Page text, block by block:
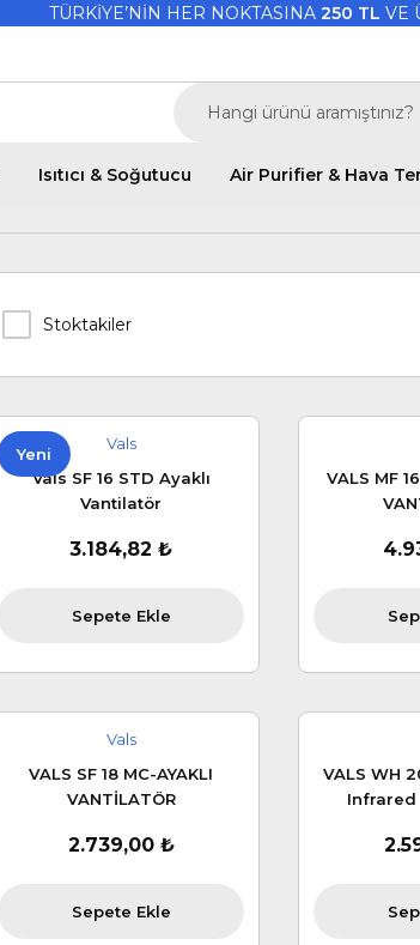
TÜRKİYE’NİN HER NOKTASINA 250 TL VE
Isıtıcı & Soğutucu Air Purifier & Hava
Stoktakiler
Yeni
Vals
Vals SF 16 STD Ayaklı
Vantilatör
3.184,82 ₺
Sepete Ekle
VALS MF
Vals
VALS SF 18 MC-AYAKLI
VANTİLATÖR
2.739,00 ₺
Sepete Ekle
VALS WH
Infrared